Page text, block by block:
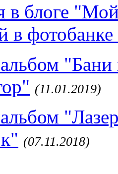
в блоге
в
"Бани
(11.01.2019)
(07.11.2018)